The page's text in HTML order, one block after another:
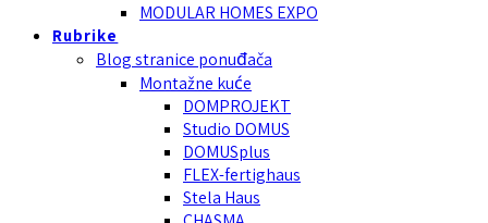
MODULAR HOMES EXPO
Rubrike
Blog stranice ponuđača
Montažne kuće
DOMPROJEKT
Studio DOMUS
DOMUSplus
FLEX-fertighaus
Stela Haus